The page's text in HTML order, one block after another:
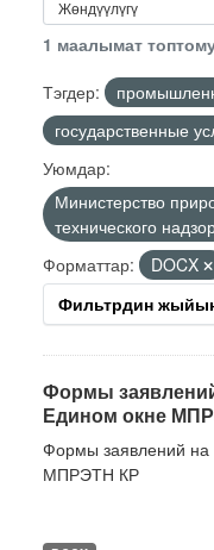
1 маалымат
Тэгдер:
государственные
Уюмдар:
Министерство
технического
Форматтар:
DOCX
Фильтрдин
Формы
Едином окне
Формы заявлений на
МПРЭТН КР